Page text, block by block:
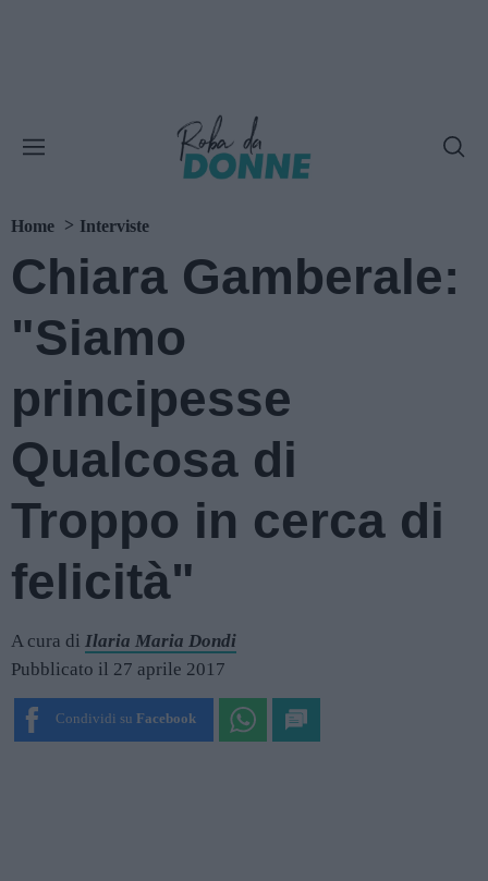
Home Interviste
Chiara Gamberale:
"Siamo
principesse
Qualcosa di
Troppo in cerca di
felicità"
A cura di Ilaria Maria Dondi
Pubblicato il 27 aprile 2017
Condividi su Facebook